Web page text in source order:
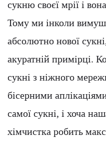
сукню своєї мрії і
Тому ми інколи
абсолютно нової
акуратній примірці.
сукні з ніжного
бісерними
самої сукні, і хоча
хімчистка робить